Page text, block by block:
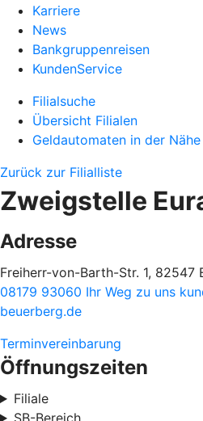
Karriere
News
Bankgruppenreisen
KundenService
Filialsuche
Übersicht Filialen
Geldautomaten in der Nähe
Zurück zur Filialliste
Zweigstelle
Adresse
Freiherr-von-Barth-Str. 1, 82547
08179 93060 Ihr Weg zu uns
beuerberg.de
Terminvereinbarung
Öffnungszeiten
Filiale
SB-Bereich